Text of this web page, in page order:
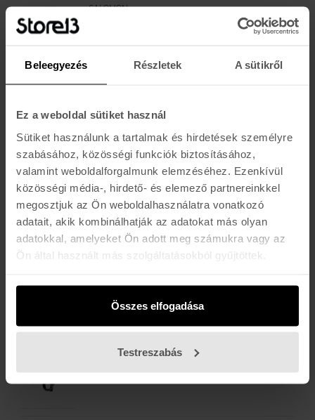
Beleegyezés Részletek A sütikről
Ez a weboldal sütiket használ
Sütiket használunk a tartalmak és hirdetések személyre
szabásához, közösségi funkciók biztosításához,
valamint weboldalforgalmunk elemzéséhez. Ezenkívül
közösségi média-, hirdető- és elemező partnereinkkel
megosztjuk az Ön weboldalhasználatra vonatkozó
adatait, akik kombinálhatják az adatokat más olyan
adatokkal, amelyeket Ön adott meg számukra vagy az
Ön által használt más szolgáltatásokból gyűjtöttek.
Összes elfogadása
Testreszabás
SALOMON
107.490 Ft
SALOMON
ORKA VISOR
42.990 Ft
110.990 Ft
SAVOR
51.990 Ft